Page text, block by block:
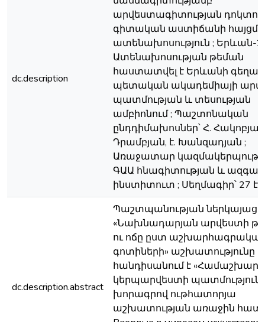
dc.description
արվեստագիտության
գիտական աստիճանի
ատենախոսություն ; Երևան-
Ատենախոսության թեման
հաստատվել է Երևանի
պետական ակադեմիայի
պատմության և տեսության
ամբիոնում ; Պաշտոնական
ընդդիմախոսներ՝ Հ.
Դրամբյան, է. Խանզադյան ;
Առաջատար
ԳԱԱ հնագիտության և
ինստիտուտ ; Սեղմագիր՝ 27
dc.description.abstract
Պաշտպանության
«Նախնադարյան արվեստի
ու ոճը ըստ
գոտիների» աշխատությունը
հանդիսանում է
կերպարվեստի պատմություն»
խորագրով ութհատորյա
աշխատության առաջին